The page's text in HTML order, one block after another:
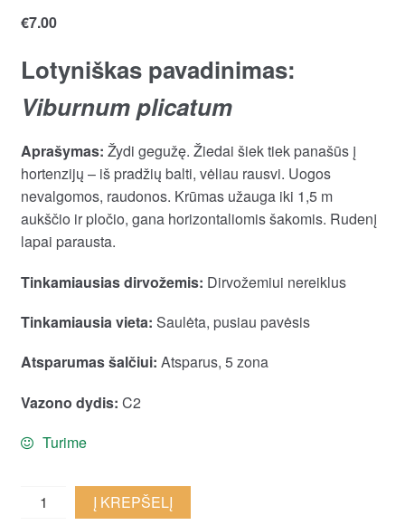
€7.00
Lotyniškas pavadinimas:
Viburnum plicatum
Aprašymas: Žydi gegužę. Žiedai šiek tiek panašūs į
hortenzijų – iš pradžių balti, vėliau rausvi. Uogos
nevalgomos, raudonos. Krūmas užauga iki 1,5 m
aukščio ir pločio, gana horizontaliomis šakomis. Rudenį
lapai parausta.
Tinkamiausias dirvožemis: Dirvožemiui nereiklus
Tinkamiausia vieta: Saulėta, pusiau pavėsis
Atsparumas šalčiui: Atsparus, 5 zona
Vazono dydis: C2
Turime
RaukšlėtasisĮ KREPŠELĮ